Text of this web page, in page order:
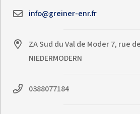
info@greiner-enr.fr
ZA Sud du Val de Moder 7, rue
NIEDERMODERN
0388077184